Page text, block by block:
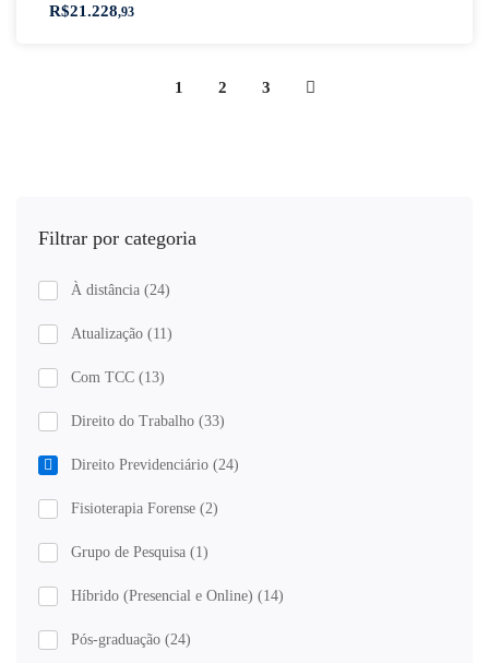
Filtrar por categoria
À distância (24)
Atualização (11)
Com TCC (13)
Direito do Trabalho (33)
Direito Previdenciário (24)
Fisioterapia Forense (2)
Grupo de Pesquisa (1)
Híbrido (Presencial e Online) (14)
Pós-graduação (24)
R$21.228,93
1 2 3